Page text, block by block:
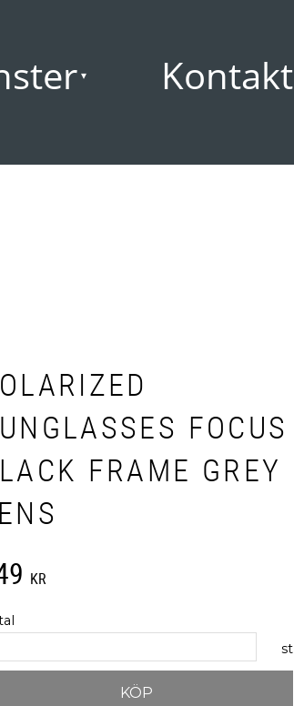
Kontakt
FOCUS
FRAME GREY
KR
st
KÖP